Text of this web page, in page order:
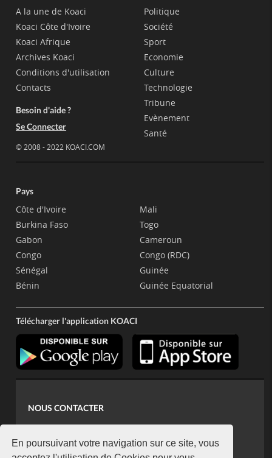
En poursuivant votre navigation sur ce site, vous
A la une de Koaci
Koaci Côte d'Ivoire
Koaci Afrique
Archives Koaci
Conditions d'utilisation
Contacts
Besoin d'aide ?
Se Connecter
© 2008 - 2022 KOACI.COM
Politique
Société
Sport
Economie
Culture
Technologie
Tribune
Evènement
Santé
Pays
Côte d'Ivoire
Burkina Faso
Gabon
Congo
Sénégal
Bénin
Mali
Togo
Cameroun
Congo (RDC)
Guinée
Guinée Equatorial
Télécharger l'application KOACI
NOUS CONTACTER
koaci@yahoo.fr